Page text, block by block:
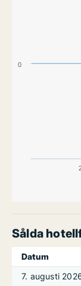
0
Sålda
Datum
7. augusti